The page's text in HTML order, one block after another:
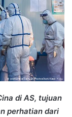
di AS, tujuan
perhatian dari